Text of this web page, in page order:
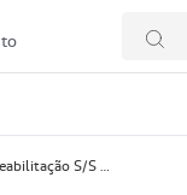
Prestador CERPAM – Centro de Reabilitação S/S Ltda-ME (52004274-8)